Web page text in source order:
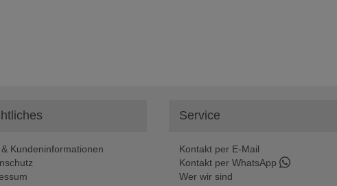
Kundeninformationen
Service
Kontakt per E-Mail
Kontakt per WhatsApp
Wer wir sind